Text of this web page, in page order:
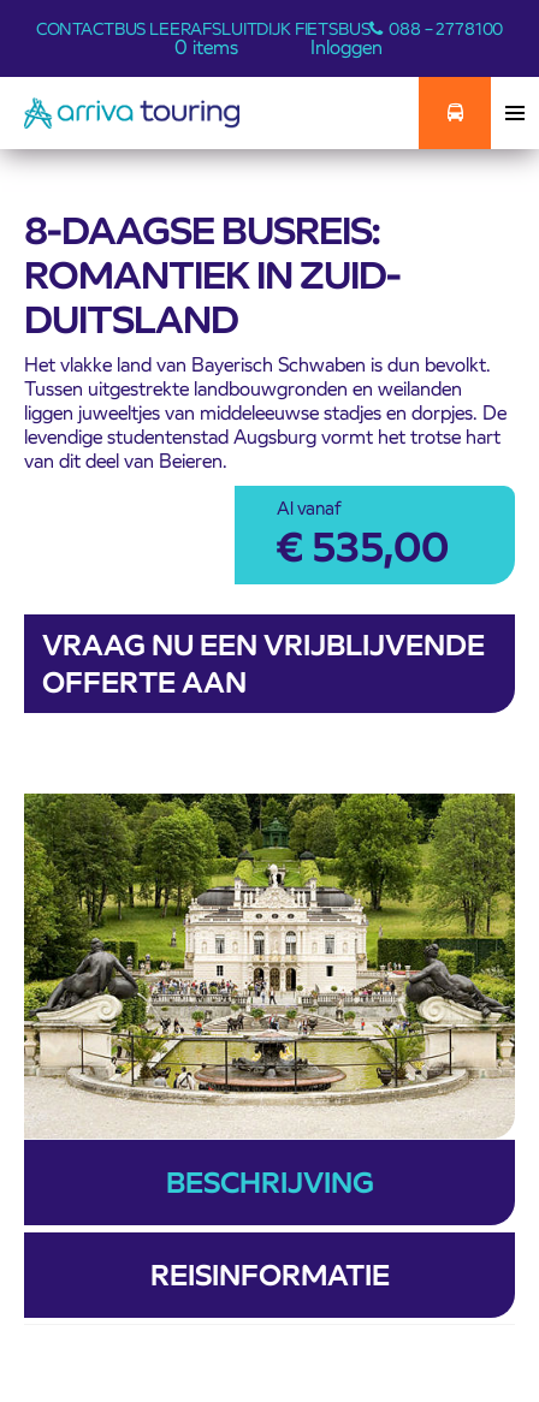
CONTACTBUS LEERAFSLUITDIJK FIETSBUS 088 – 2778100
0 items Inloggen
8-DAAGSE BUSREIS:
ROMANTIEK IN ZUID-
DUITSLAND
Het vlakke land van Bayerisch Schwaben is dun bevolkt.
Tussen uitgestrekte landbouwgronden en weilanden
liggen juweeltjes van middeleeuwse stadjes en dorpjes. De
levendige studentenstad Augsburg vormt het trotse hart
van dit deel van Beieren.
Al vanaf
€ 535,00
VRAAG NU EEN VRIJBLIJVENDE
OFFERTE AAN
BESCHRIJVING
REISINFORMATIE